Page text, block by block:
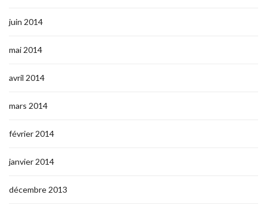
juin 2014
mai 2014
avril 2014
mars 2014
février 2014
janvier 2014
décembre 2013